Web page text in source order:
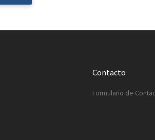
Contacto
Formulario de